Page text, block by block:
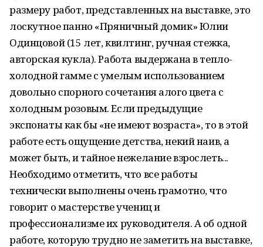
размеру работ, представленных на выставке, это
лоскутное панно «Пряничный домик» Юлии
Одинцовой (15 лет, квилтинг, ручная стежка,
авторская кукла). Работа выдержана в тепло-
холодной гамме с умелым использованием
довольно спорного сочетания алого цвета с
холодным розовым. Если предыдущие
экспонаты как бы «не имеют возраста», то в этой
работе есть ощущение детства, некий наив, а
может быть, и тайное нежелание взрослеть...
Необходимо отметить, что все работы
технически выполнены очень грамотно, что
говорит о мастерстве учениц и
профессионализме их руководителя. А об одной
работе, которую трудно не заметить на выставке,